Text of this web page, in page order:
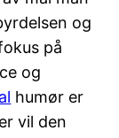
og
på
og
humør er
vil den